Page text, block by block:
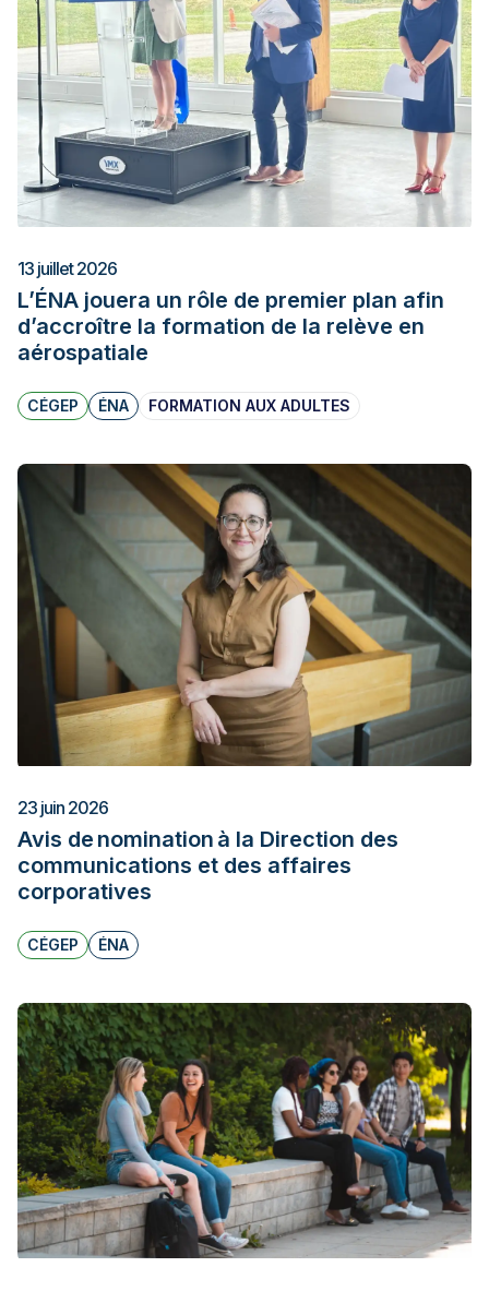
13 juillet 2026
L’ÉNA jouera un rôle de premier plan afin
d’accroître la formation de la relève en
aérospatiale
CÉGEP ÉNA FORMATION AUX ADULTES
23 juin 2026
Avis de nomination à la Direction des
communications et des affaires
corporatives
CÉGEP ÉNA